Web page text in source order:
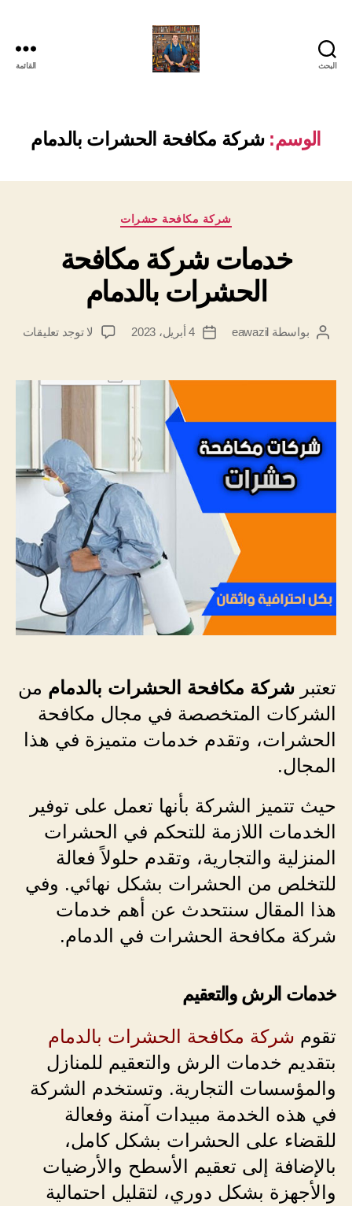
البحث القائمة
الوسم: شركة مكافحة الحشرات بالدمام
التصنيفات
شركة مكافحة حشرات
خدمات شركة مكافحة
الحشرات بالدمام
كاتببواسطة eawazil
تاريخ
4 أبريل، 2023 لا توجد تعليقات
تعتبر شركة مكافحة الحشرات بالدمام من
الشركات المتخصصة في مجال مكافحة
الحشرات، وتقدم خدمات متميزة في هذا
المجال.
حيث تتميز الشركة بأنها تعمل على توفير
الخدمات اللازمة للتحكم في الحشرات
المنزلية والتجارية، وتقدم حلولاً فعالة
للتخلص من الحشرات بشكل نهائي. وفي
هذا المقال سنتحدث عن أهم خدمات
شركة مكافحة الحشرات في الدمام.
خدمات الرش والتعقيم
تقوم شركة مكافحة الحشرات بالدمام
بتقديم خدمات الرش والتعقيم للمنازل
والمؤسسات التجارية. وتستخدم الشركة
في هذه الخدمة مبيدات آمنة وفعالة
للقضاء على الحشرات بشكل كامل،
بالإضافة إلى تعقيم الأسطح والأرضيات
والأجهزة بشكل دوري، لتقليل احتمالية